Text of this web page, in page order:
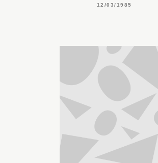
12/03/1985